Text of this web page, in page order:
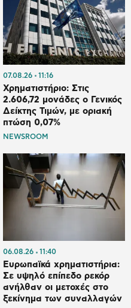
07.08.26 11:16
Χρηματιστήριο: Στις
2.606,72 μονάδες ο Γενικός
Δείκτης Τιμών, με οριακή
πτώση 0,07%
NEWSROOM
06.08.26 11:40
Ευρωπαϊκά χρηματιστήρια:
Σε υψηλό επίπεδο ρεκόρ
ανήλθαν οι μετοχές στο
ξεκίνημα των συναλλαγών